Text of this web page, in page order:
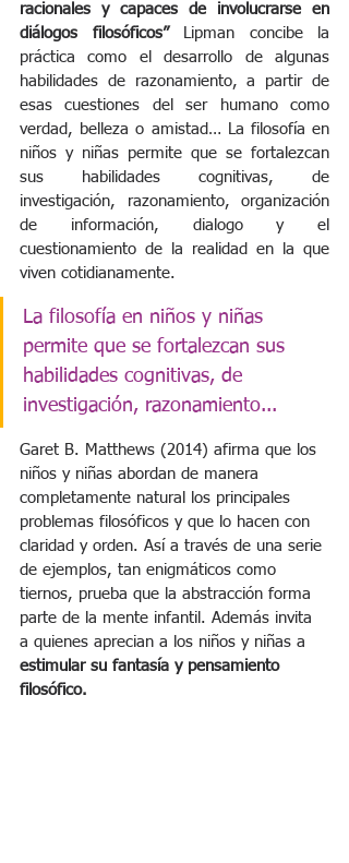
racionales y capaces de involucrarse en
diálogos filosóficos” Lipman concibe la
práctica como el desarrollo de algunas
habilidades de razonamiento, a partir de
esas cuestiones del ser humano como
verdad, belleza o amistad… La filosofía en
niños y niñas permite que se fortalezcan
sus habilidades cognitivas, de
investigación, razonamiento, organización
de información, dialogo y el
cuestionamiento de la realidad en la que
viven cotidianamente.
La filosofía en niños y niñas
permite que se fortalezcan sus
habilidades cognitivas, de
investigación, razonamiento...
Garet B. Matthews (2014) afirma que los
niños y niñas abordan de manera
completamente natural los principales
problemas filosóficos y que lo hacen con
claridad y orden. Así a través de una serie
de ejemplos, tan enigmáticos como
tiernos, prueba que la abstracción forma
parte de la mente infantil. Además invita
a quienes aprecian a los niños y niñas a
estimular su fantasía y pensamiento
filosófico.